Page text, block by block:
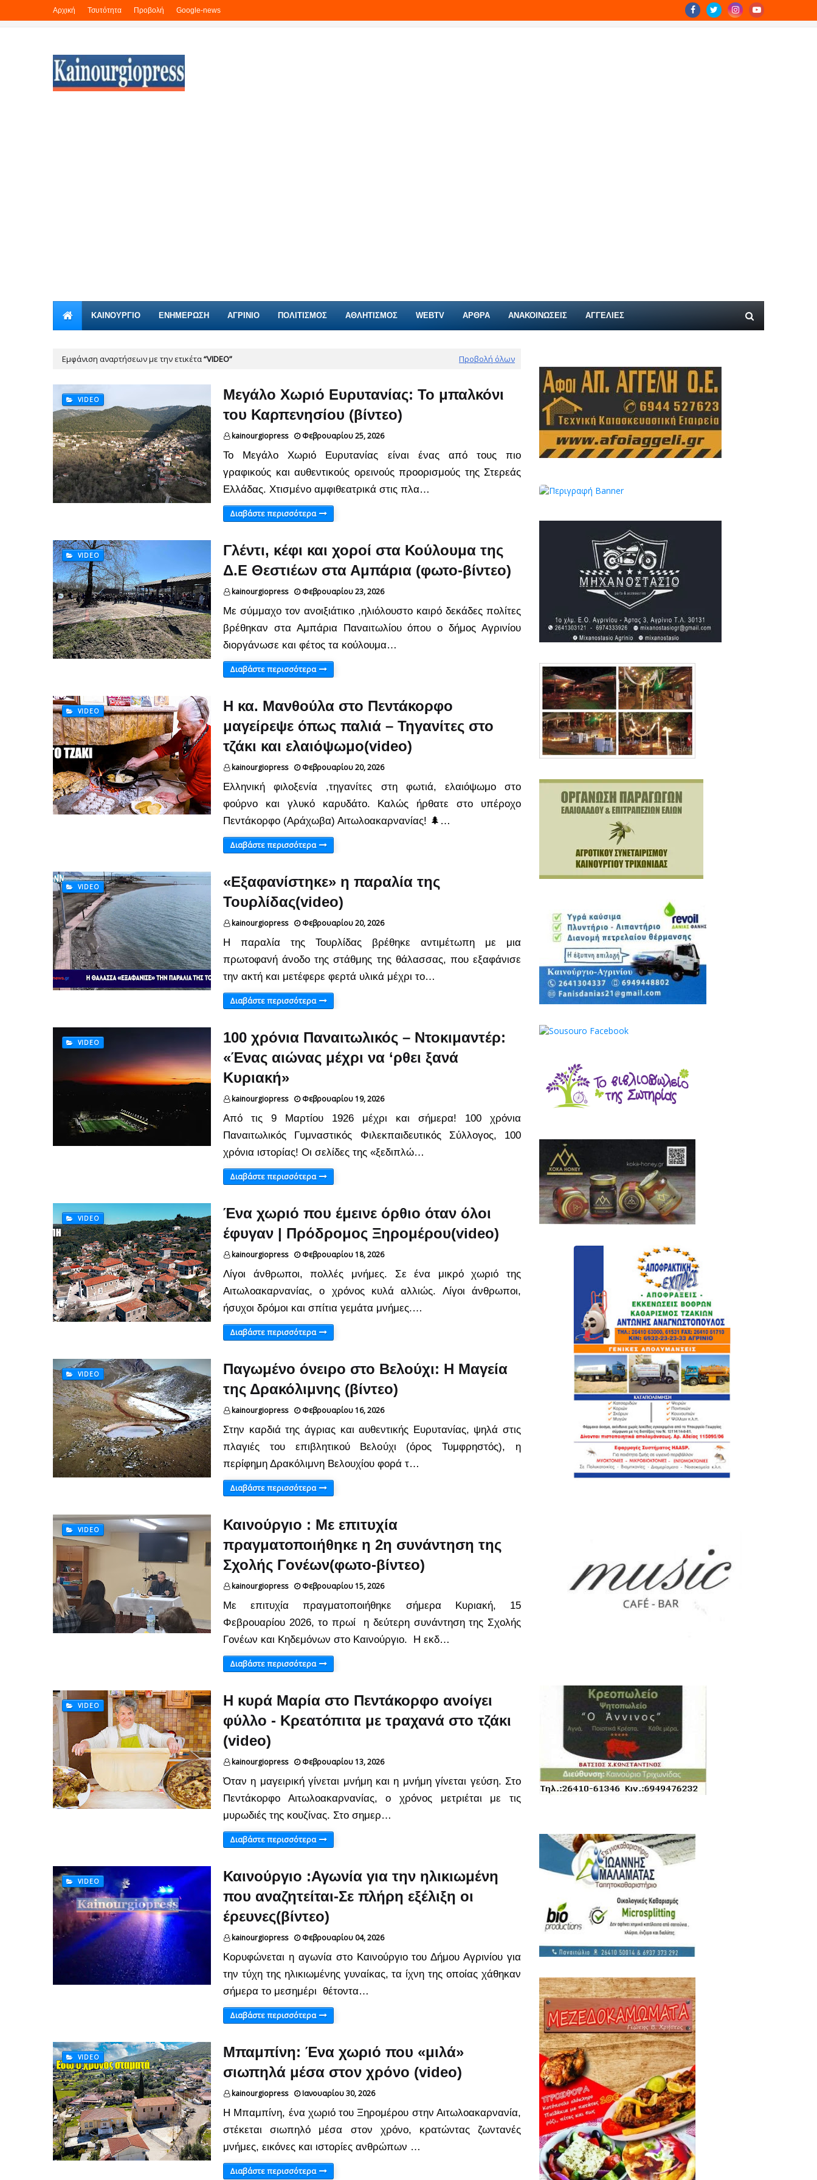
Αρχική Τσυτότητα Προβολή Google-news
ΚΑΙΝΟΎΡΓΙΟ ΕΝΗΜΕΡΩΣΗ ΑΓΡΙΝΙΟ ΠΟΛΙΤΙΣΜΟΣ ΑΘΛΗΤΙΣΜΟΣ WEBTV ΑΡΘΡΑ ΑΝΑΚΟΙΝΩΣΕΙΣ ΑΓΓΕΛΊΕΣ
Εμφάνιση αναρτήσεων με την ετικέτα VIDEO Προβολή όλων
VIDEO
Μεγάλο Χωριό Ευρυτανίας: Το μπαλκόνι
του Καρπενησίου (βίντεο)
kainourgiopress Φεβρουαρίου 25, 2026
Το Μεγάλο Χωριό Ευρυτανίας είναι ένας από τους πιο
γραφικούς και αυθεντικούς ορεινούς προορισμούς της Στερεάς
Ελλάδας. Χτισμένο αμφιθεατρικά στις πλα…
Διαβάστε περισσότερα
VIDEO
Γλέντι, κέφι και χοροί στα Κούλουμα της
Δ.Ε Θεστιέων στα Αμπάρια (φωτο-βίντεο)
kainourgiopress Φεβρουαρίου 23, 2026
Με σύμμαχο τον ανοιξιάτικο ,ηλιόλουστο καιρό δεκάδες πολίτες
βρέθηκαν στα Αμπάρια Παναιτωλίου όπου ο δήμος Αγρινίου
διοργάνωσε και φέτος τα κούλουμα…
Διαβάστε περισσότερα
VIDEO
Η κα. Μανθούλα στο Πεντάκορφο
μαγείρεψε όπως παλιά – Τηγανίτες στο
τζάκι και ελαιόψωμο(video)
kainourgiopress Φεβρουαρίου 20, 2026
Ελληνική φιλοξενία ,τηγανίτες στη φωτιά, ελαιόψωμο στο
φούρνο και γλυκό καρυδάτο. Καλώς ήρθατε στο υπέροχο
Πεντάκορφο (Αράχωβα) Αιτωλοακαρνανίας! 🌲…
Διαβάστε περισσότερα
VIDEO
«Εξαφανίστηκε» η παραλία της
Τουρλίδας(video)
kainourgiopress Φεβρουαρίου 20, 2026
Η παραλία της Τουρλίδας βρέθηκε αντιμέτωπη με μια
πρωτοφανή άνοδο της στάθμης της θάλασσας, που εξαφάνισε
την ακτή και μετέφερε φερτά υλικά μέχρι το…
Διαβάστε περισσότερα
VIDEO
100 χρόνια Παναιτωλικός – Ντοκιμαντέρ:
«Ένας αιώνας μέχρι να ‘ρθει ξανά
Κυριακή»
kainourgiopress Φεβρουαρίου 19, 2026
Από τις 9 Μαρτίου 1926 μέχρι και σήμερα! 100 χρόνια
Παναιτωλικός Γυμναστικός Φιλεκπαιδευτικός Σύλλογος, 100
χρόνια ιστορίας! Οι σελίδες της «ξεδιπλώ…
Διαβάστε περισσότερα
VIDEO
Ένα χωριό που έμεινε όρθιο όταν όλοι
έφυγαν | Πρόδρομος Ξηρομέρου(video)
kainourgiopress Φεβρουαρίου 18, 2026
Λίγοι άνθρωποι, πολλές μνήμες. Σε ένα μικρό χωριό της
Αιτωλοακαρνανίας, ο χρόνος κυλά αλλιώς. Λίγοι άνθρωποι,
ήσυχοι δρόμοι και σπίτια γεμάτα μνήμες.…
Διαβάστε περισσότερα
VIDEO
Παγωμένο όνειρο στο Βελούχι: Η Μαγεία
της Δρακόλιμνης (βίντεο)
kainourgiopress Φεβρουαρίου 16, 2026
Στην καρδιά της άγριας και αυθεντικής Ευρυτανίας, ψηλά στις
πλαγιές του επιβλητικού Βελούχι (όρος Τυμφρηστός), η
περίφημη Δρακόλιμνη Βελουχίου φορά τ…
Διαβάστε περισσότερα
VIDEO
Καινούργιο : Με επιτυχία
πραγματοποιήθηκε η 2η συνάντηση της
Σχολής Γονέων(φωτο-βίντεο)
kainourgiopress Φεβρουαρίου 15, 2026
Με επιτυχία πραγματοποιήθηκε σήμερα Κυριακή, 15
Φεβρουαρίου 2026, το πρωί η δεύτερη συνάντηση της Σχολής
Γονέων και Κηδεμόνων στο Καινούργιο. Η εκδ…
Διαβάστε περισσότερα
VIDEO
Η κυρά Μαρία στο Πεντάκορφο ανοίγει
φύλλο - Κρεατόπιτα με τραχανά στο τζάκι
(video)
kainourgiopress Φεβρουαρίου 13, 2026
Όταν η μαγειρική γίνεται μνήμη και η μνήμη γίνεται γεύση. Στο
Πεντάκορφο Αιτωλοακαρνανίας, ο χρόνος μετριέται με τις
μυρωδιές της κουζίνας. Στο σημερ…
Διαβάστε περισσότερα
VIDEO
Καινούργιο :Αγωνία για την ηλικιωμένη
που αναζητείται-Σε πλήρη εξέλιξη οι
έρευνες(βίντεο)
kainourgiopress Φεβρουαρίου 04, 2026
Κορυφώνεται η αγωνία στο Καινούργιο του Δήμου Αγρινίου για
την τύχη της ηλικιωμένης γυναίκας, τα ίχνη της οποίας χάθηκαν
σήμερα το μεσημέρι θέτοντα…
Διαβάστε περισσότερα
VIDEO
Μπαμπίνη: Ένα χωριό που «μιλά»
σιωπηλά μέσα στον χρόνο (video)
kainourgiopress Ιανουαρίου 30, 2026
Η Μπαμπίνη, ένα χωριό του Ξηρομέρου στην Αιτωλοακαρνανία,
στέκεται σιωπηλό μέσα στον χρόνο, κρατώντας ζωντανές
μνήμες, εικόνες και ιστορίες ανθρώπων …
Διαβάστε περισσότερα